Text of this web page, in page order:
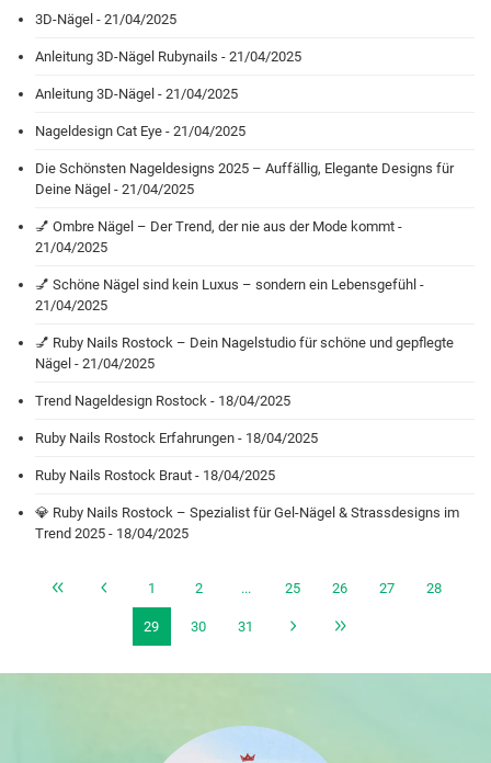
3D-Nägel - 21/04/2025
Anleitung 3D-Nägel Rubynails - 21/04/2025
Anleitung 3D-Nägel - 21/04/2025
Nageldesign Cat Eye - 21/04/2025
Die Schönsten Nageldesigns 2025 – Auffällig, Elegante Designs für
Deine Nägel - 21/04/2025
💅 Ombre Nägel – Der Trend, der nie aus der Mode kommt -
21/04/2025
💅 Schöne Nägel sind kein Luxus – sondern ein Lebensgefühl -
21/04/2025
💅 Ruby Nails Rostock – Dein Nagelstudio für schöne und gepflegte
Nägel - 21/04/2025
Trend Nageldesign Rostock - 18/04/2025
Ruby Nails Rostock Erfahrungen - 18/04/2025
Ruby Nails Rostock Braut - 18/04/2025
💎 Ruby Nails Rostock – Spezialist für Gel-Nägel & Strassdesigns im
Trend 2025 - 18/04/2025
1 2 ... 25 26 27 28
29 30 31